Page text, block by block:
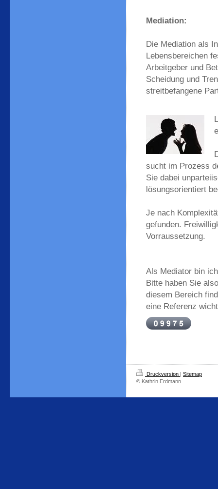
Mediation:
Die Mediation als
Lebensbereichen
Arbeitgeber und
Scheidung und
streitbefangene
sucht im Prozess
Sie dabei
lösungsorientiert
Je nach
gefunden.
Vorraussetzung.
Als Mediator bin
Bitte haben Sie
diesem Bereich
eine Referenz
Druckversion | Sitemap
© Kathrin Erdmann